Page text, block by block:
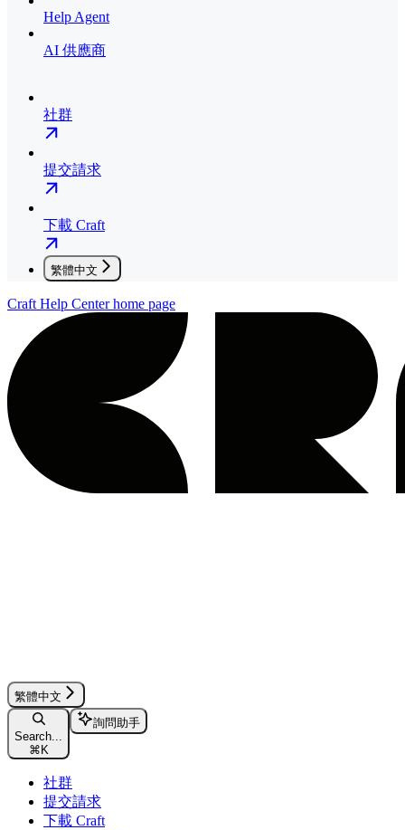
Help Agent
AI 供應商
社群
提交請求
下載 Craft
繁體中文
Craft Help Centerhome page
繁體中文
Search...
⌘ K
詢問助手
社群
提交請求
下載 Craft